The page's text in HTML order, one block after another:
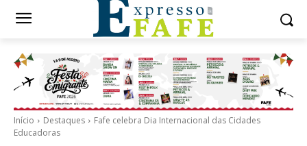
Início Destaques
Fafe celebra Dia Internacional das Cidades
Educadoras